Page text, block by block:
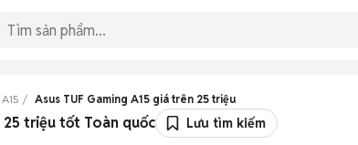
Asus TUF Gaming A15 giá trên 25 triệu
25 triệu tốt Toàn quốc Lưu tìm kiếm